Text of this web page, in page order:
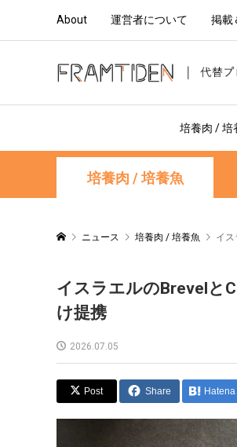
About 運営者について 掲載
培養肉 / 培
培養肉 / 培養魚
ニュース 培養肉 / 培養魚 イ
イスラエルのBrevelと
け提携
2026.07.05
Post Share Hatena